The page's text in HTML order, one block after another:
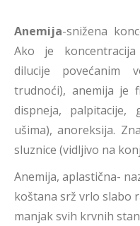
Anemija-snižena
Ako je
dilucije povećanim
trudnoći), anemija je
dispneja, palpitacije,
ušima), anoreksija.
sluznice (vidljivo na
Anemija, aplastična-
koštana srž vrlo slabo
manjak svih krvnih